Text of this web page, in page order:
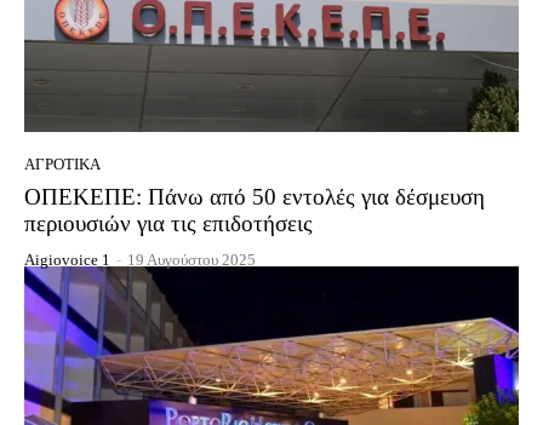
ΑΓΡΟΤΙΚΆ
ΟΠΕΚΕΠΕ: Πάνω από 50 εντολές για δέσμευση
περιουσιών για τις επιδοτήσεις
Aigiovoice 1 - 19 Αυγούστου 2025